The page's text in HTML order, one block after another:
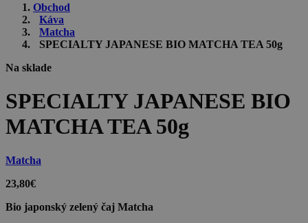
Obchod
Káva
Matcha
SPECIALTY JAPANESE BIO MATCHA TEA 50g
Na sklade
SPECIALTY JAPANESE BIO
MATCHA TEA 50g
Matcha
23,80€
Bio japonský zelený čaj Matcha